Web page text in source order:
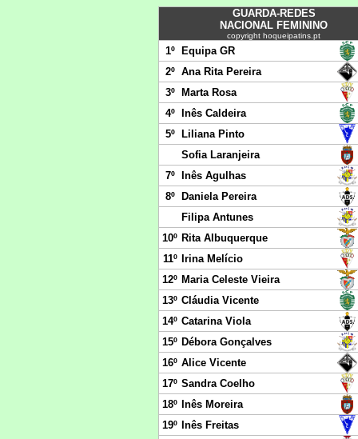
GUARDA-REDES
NACIONAL FEMININO
copyright hoqueipatins.pt
1º
Equipa GR
2º Ana Rita Pereira
3º
Marta Rosa
4º
Inês Caldeira
5º
Liliana Pinto
Sofia Laranjeira
7º
Inês Agulhas
8º
Daniela Pereira
Filipa Antunes
10º Rita Albuquerque
11º
Irina Melício
12º Maria Celeste Vieira
13º Cláudia Vicente
14º Catarina Viola
15º Débora Gonçalves
16º Alice Vicente
17º Sandra Coelho
18º Inês Moreira
19º Inês Freitas